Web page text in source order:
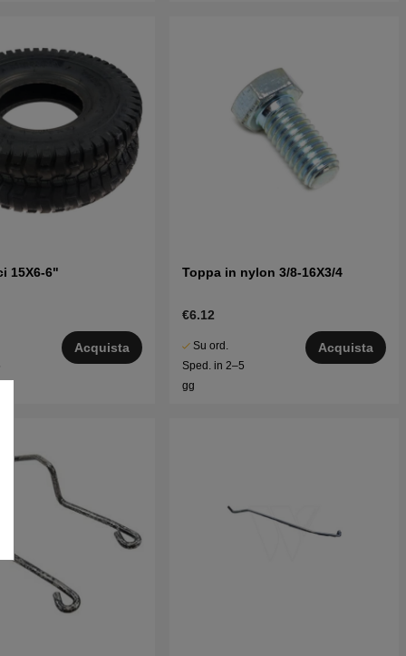
15X6-6"
Acquista
Toppa in nylon 3/8-16X3/4
€6.12
Su ord.
Sped. in 2–5
gg
Acquista